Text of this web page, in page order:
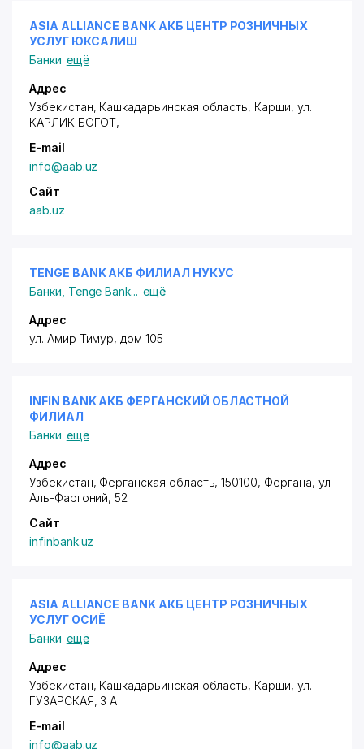
ASIA ALLIANCE BANK АКБ ЦЕНТР РОЗНИЧНЫХ
УСЛУГ ЮКСАЛИШ
Банки ещё
Адрес
Узбекистан, Кашкадарьинская область, Карши, ул.
КАРЛИК БОГОТ,
E-mail
info@aab.uz
Сайт
aab.uz
TENGE BANK АКБ ФИЛИАЛ НУКУС
Банки Tenge Bank... ещё
Адрес
ул. Амир Тимур, дом 105
INFIN BANK АКБ ФЕРГАНСКИЙ ОБЛАСТНОЙ
ФИЛИАЛ
Банки ещё
Адрес
Узбекистан, Ферганская область, 150100, Фергана, ул.
Аль-Фаргоний, 52
Сайт
infinbank.uz
ASIA ALLIANCE BANK АКБ ЦЕНТР РОЗНИЧНЫХ
УСЛУГ ОСИЁ
Банки ещё
Адрес
Узбекистан, Кашкадарьинская область, Карши, ул.
ГУЗАРСКАЯ, 3 А
E-mail
info@aab.uz